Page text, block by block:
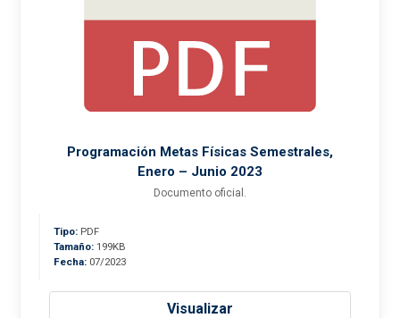
Programación Metas Físicas Semestrales,
Enero – Junio 2023
Documento oficial.
Tipo: PDF
Tamaño: 199KB
Fecha: 07/2023
Visualizar